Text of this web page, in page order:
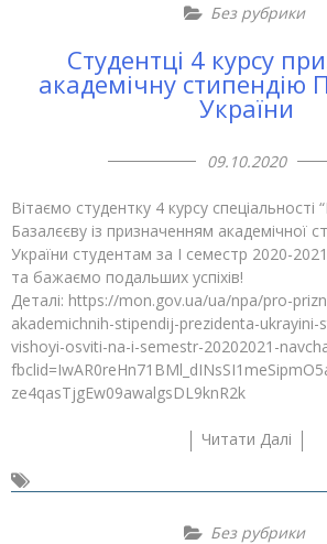
Без рубрики
Студентці 4 курсу
академічну стипендію
України
09.10.2020
Вітаємо студентку 4 курсу спеціальності
Базалєєву із призначенням академічної
України студентам за І семестр 2020-
та бажаємо подальших успіхів!
Деталі: https://mon.gov.ua/ua/npa/pro-
akademichnih-stipendij-prezidenta-ukrayini-
vishoyi-osviti-na-i-semestr-20202021-
ze4qasTjgEw09awalgsDL9knR2k
Читати Далі
Без рубрики